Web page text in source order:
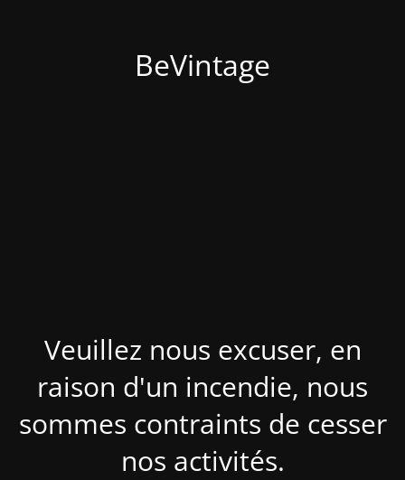
BeVintage
Veuillez nous excuser, en
raison d'un incendie, nous
sommes contraints de cesser
nos activités.